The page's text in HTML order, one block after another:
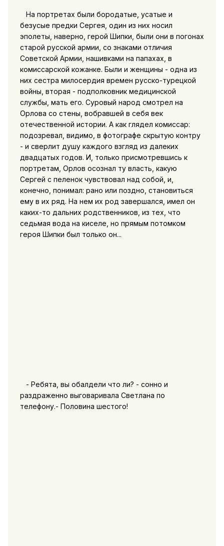
На портретах были бородатые, усатые и
безусые предки Сергея, один из них носил
эполеты, наверно, герой Шипки, были они в погонах
старой русской армии, со знаками отличия
Советской Армии, нашивками на папахах, в
комиссарской кожанке. Были и женщины - одна из
них сестра милосердия времен русско-турецкой
войны, вторая - подполковник медицинской
службы, мать его. Суровый народ смотрел на
Орлова со стены, вобравшей в себя век
отечественной истории. А как глядел комиссар:
подозревал, видимо, в фотографе скрытую контру
- и сверлит душу каждого взгляд из далеких
двадцатых годов. И, только присмотревшись к
портретам, Орлов осознал ту власть, какую
Сергей с пеленок чувствовал над собой, и,
конечно, понимал: рано или поздно, становиться
ему в их ряд. На нем их род завершался, имел он
каких-то дальних родственников, из тех, что
седьмая вода на киселе, но прямым потомком
героя Шипки был только он...
- Ребята, вы обалдели что ли? - сонно и
раздраженно выговаривала Светлана по
телефону.- Половина шестого!